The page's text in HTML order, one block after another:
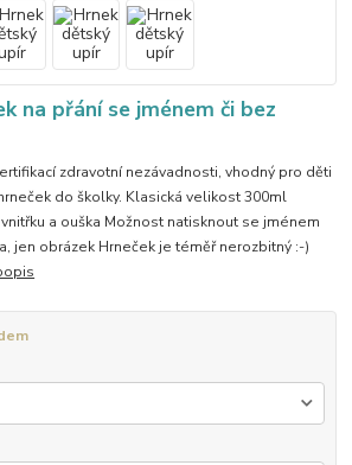
na přání se jménem či bez
zdravotní nezávadnosti, vhodný pro děti
do školky. Klasická velikost 300ml
a ouška Možnost natisknout se jménem
jen obrázek Hrneček je téměř nerozbitný :-)